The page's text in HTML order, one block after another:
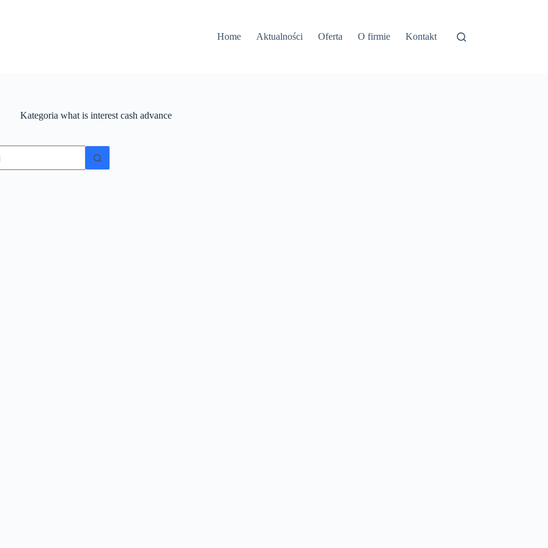
Home Aktualności Oferta O firmie Kontakt
Kategoria what is interest cash advance